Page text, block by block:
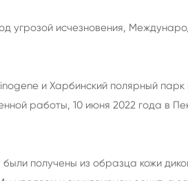
угрозой исчезновения,
и Харбинский полярный парк
работы, 10 июня 2022 года в
получены из образца кожи